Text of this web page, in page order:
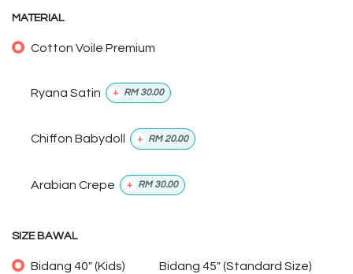
MATERIAL
Cotton Voile Premium
Ryana Satin + RM 30.00
Chiffon Babydoll + RM 20.00
Arabian Crepe + RM 30.00
SIZE BAWAL
Bidang 40" (Kids) Bidang 45" (Standard Size)